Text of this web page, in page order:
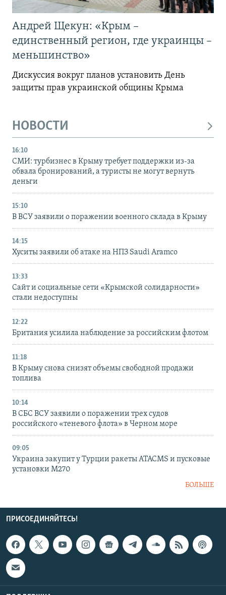
Андрей Щекун: «Крым –
единственный регион, где украинцы –
меньшинство»
Дискуссия вокруг планов установить День
защиты прав украинской общины Крыма
НОВОСТИ
16:10
СМИ: турбизнес в Крыму требует поддержки из-за
обвала бронирований, а туристы не могут вернуть
деньги
15:10
В ВСУ заявили о поражении военного склада в Крыму
14:15
Хуситы заявили об атаке на НПЗ Saudi Aramco
13:33
Сайт и социальные сети «Крымской солидарности»
стали недоступны
12:22
Британия усилила наблюдение за российским флотом
11:18
В Крыму снова снизят объемы свободной продажи
топлива
10:14
В СБС ВСУ заявили о поражении трех судов
российского «теневого флота» в Черном море
09:05
Украина закупит у Турции ракеты ATACMS и пусковые
установки M270
БОЛЬШЕ
ПРИСОЕДИНЯЙТЕСЬ!